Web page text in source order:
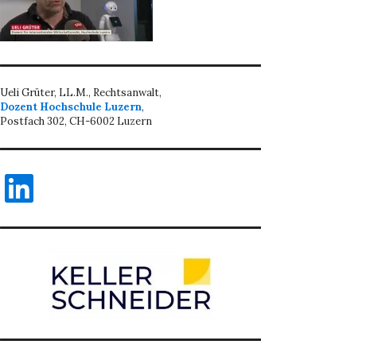
Ueli Grüter, LL.M., Rechtsanwalt,
Dozent Hochschule Luzern,
Postfach 302, CH-6002 Luzern
LinkedIn